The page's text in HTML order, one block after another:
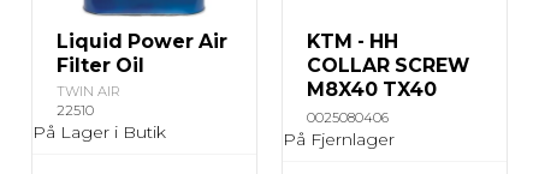
Liquid Power Air
Filter Oil
TWIN AIR
22510
På Lager i Butik
KTM - HH
COLLAR SCREW
M8X40 TX40
0025080406
På Fjernlager